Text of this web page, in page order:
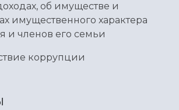
об имуществе и
имущественного характера
и членов его семьи
коррупции